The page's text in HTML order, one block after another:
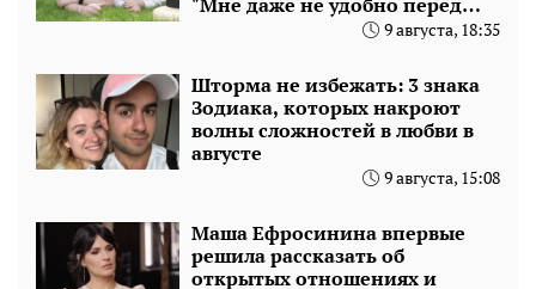
9 августа, 18:35
Шторма не избежать: 3 знака
Зодиака, которых накроют
волны сложностей в любви в
августе
9 августа, 15:08
Маша Ефросинина впервые
решила рассказать об
открытых отношениях и